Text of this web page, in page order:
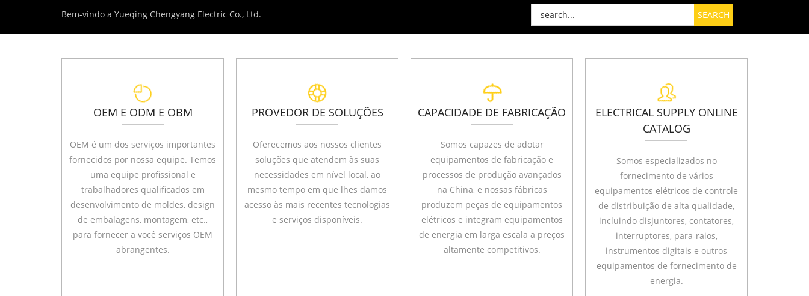
Bem-vindo a Yueqing Chengyang Electric Co., Ltd.
OEM E ODM E OBM
OEM é um dos serviços importantes
fornecidos por nossa equipe. Temos
uma equipe profissional e
trabalhadores qualificados em
desenvolvimento de moldes, design
de embalagens, montagem, etc.,
para fornecer a você serviços OEM
abrangentes.
PROVEDOR DE SOLUÇÕES
Oferecemos aos nossos clientes
soluções que atendem às suas
necessidades em nível local, ao
mesmo tempo em que lhes damos
acesso às mais recentes tecnologias
e serviços disponíveis.
CAPACIDADE DE FABRICAÇÃO
Somos capazes de adotar
equipamentos de fabricação e
processos de produção avançados
na China, e nossas fábricas
produzem peças de equipamentos
elétricos e integram equipamentos
de energia em larga escala a preços
altamente competitivos.
ELECTRICAL SUPPLY ONLINE
CATALOG
Somos especializados no
fornecimento de vários
equipamentos elétricos de controle
de distribuição de alta qualidade,
incluindo disjuntores, contatores,
interruptores, para-raios,
instrumentos digitais e outros
equipamentos de fornecimento de
energia.